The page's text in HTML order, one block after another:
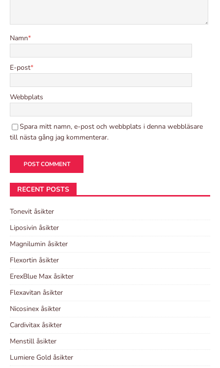
Namn*
E-post*
Webbplats
Spara mitt namn, e-post och webbplats i denna webbläsare
till nästa gång jag kommenterar.
RECENT POSTS
Tonevit åsikter
Liposivin åsikter
Magnilumin åsikter
Flexortin åsikter
ErexBlue Max åsikter
Flexavitan åsikter
Nicosinex åsikter
Cardivitax åsikter
Menstill åsikter
Lumiere Gold åsikter